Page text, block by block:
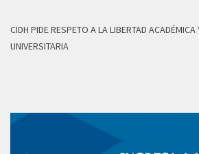
CIDH PIDE RESPETO A LA LIBERTAD
UNIVERSITARIA